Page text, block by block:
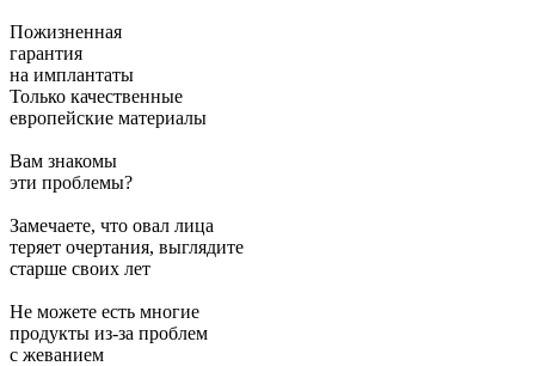
Пожизненная
гарантия
на имплантаты
Только качественные
европейские материалы
Вам знакомы
эти проблемы?
Замечаете, что овал лица
теряет очертания, выглядите
старше своих лет
Не можете есть многие
продукты из-за проблем
с жеванием